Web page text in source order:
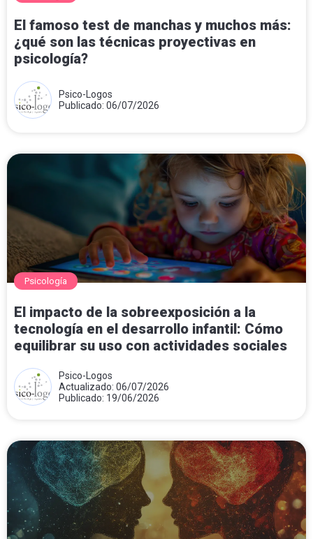
El famoso test de manchas y muchos más:
¿qué son las técnicas proyectivas en
psicología?
Psico-Logos
Publicado: 06/07/2026
Psicología
El impacto de la sobreexposición a la
tecnología en el desarrollo infantil: Cómo
equilibrar su uso con actividades sociales
Psico-Logos
Actualizado: 06/07/2026
Publicado: 19/06/2026